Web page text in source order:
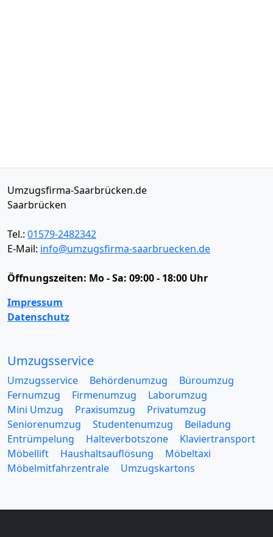
Umzugsfirma-Saarbrücken.de
Saarbrücken
Tel.: 01579-2482342
E-Mail: info@umzugsfirma-saarbruecken.de
Öffnungszeiten: Mo - Sa: 09:00 - 18:00 Uhr
Impressum
Datenschutz
Umzugsservice
Umzugsservice Behördenumzug
Büroumzug
Fernumzug
Firmenumzug
Laborumzug
Mini Umzug
Praxisumzug
Privatumzug
Seniorenumzug
Studentenumzug
Beiladung
Entrümpelung
Halteverbotszone
Klaviertransport
Möbellift
Haushaltsauflösung
Möbeltaxi
Möbelmitfahrzentrale
Umzugskartons